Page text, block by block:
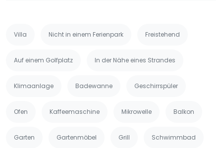
Villa Nicht in einem Ferienpark Freistehend
Auf einem Golfplatz In der Nähe eines Strandes
Klimaanlage Badewanne Geschirrspüler
Ofen Kaffeemaschine Mikrowelle Balkon
Garten Gartenmöbel Grill Schwimmbad